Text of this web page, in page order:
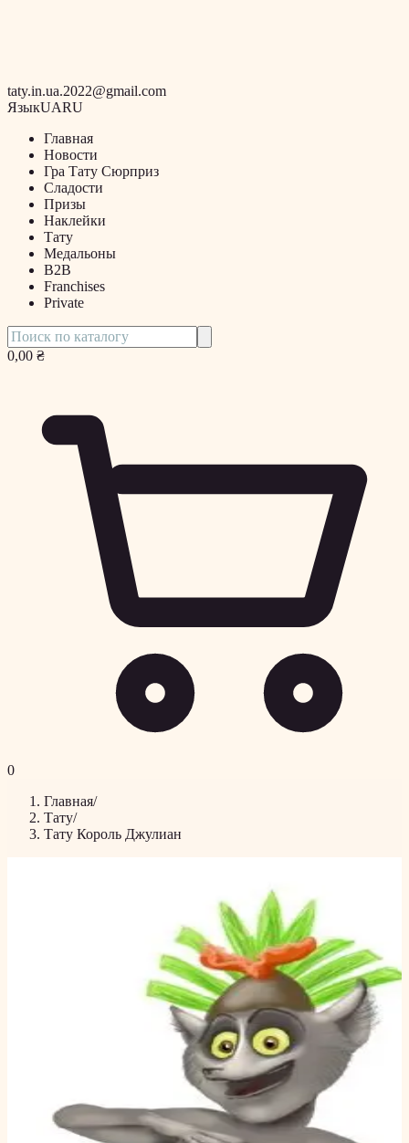
taty.in.ua.2022@gmail.com
ЯзыкUARU
Главная
Новости
Гра Тату Сюрприз
Сладости
Призы
Наклейки
Тату
Медальоны
B2B
Franchises
Private
0,00 ₴
0
Главная/
Тату/
Тату Король Джулиан